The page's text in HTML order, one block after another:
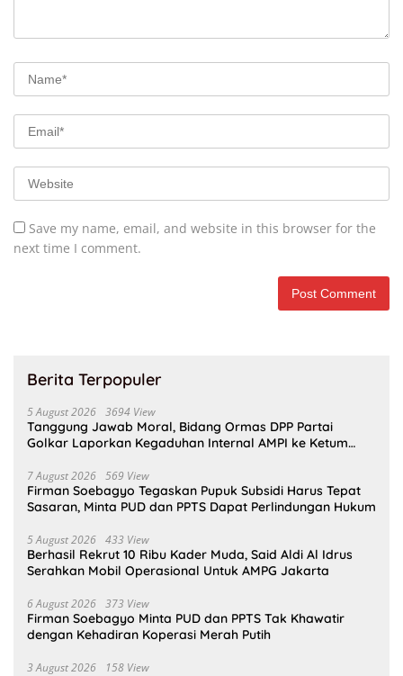
Save my name, email, and website in this browser for the
next time I comment.
Berita Terpopuler
5 August 2026 3694 View
Tanggung Jawab Moral, Bidang Ormas DPP Partai
Golkar Laporkan Kegaduhan Internal AMPI ke Ketum
7 August 2026 569 View
Firman Soebagyo Tegaskan Pupuk Subsidi Harus Tepat
Sasaran, Minta PUD dan PPTS Dapat Perlindungan Hukum
5 August 2026 433 View
Berhasil Rekrut 10 Ribu Kader Muda, Said Aldi Al Idrus
Serahkan Mobil Operasional Untuk AMPG Jakarta
6 August 2026 373 View
Firman Soebagyo Minta PUD dan PPTS Tak Khawatir
dengan Kehadiran Koperasi Merah Putih
3 August 2026 158 View